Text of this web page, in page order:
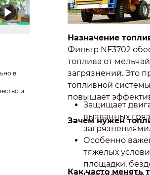
в
и
Назначение
Фильтр NF3702
топлива от
загрязнений. Это
топливной
повышает
Зачем нужен
Защищает
вызванных
загрязнениями.
Особенно
тяжелых
площадки,
Как часто менять